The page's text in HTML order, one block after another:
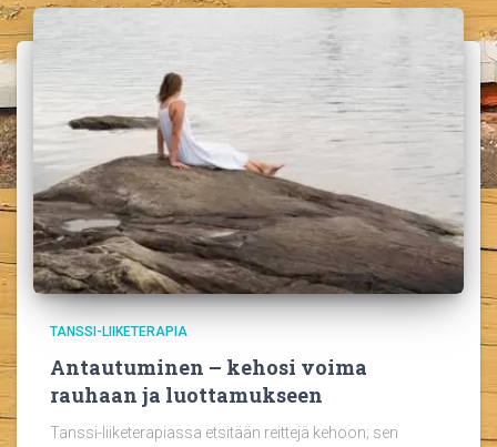
TANSSI-LIIKETERAPIA
Antautuminen – kehosi voima
rauhaan ja luottamukseen
Tanssi-liiketerapiassa etsitään reittejä kehoon; sen